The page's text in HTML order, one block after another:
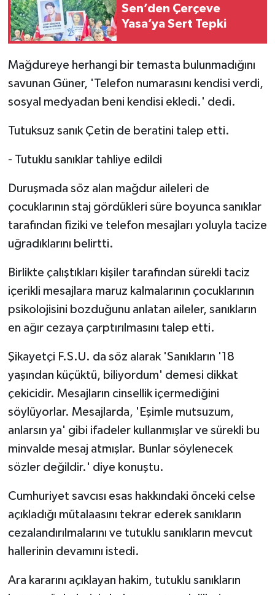
Sen’den Çerçeve
Yasa’ya Sert Tepki
Mağdureye herhangi bir temasta bulunmadığını
savunan Güner, 'Telefon numarasını kendisi verdi,
sosyal medyadan beni kendisi ekledi.' dedi.
Tutuksuz sanık Çetin de beratini talep etti.
- Tutuklu sanıklar tahliye edildi
Duruşmada söz alan mağdur aileleri de
çocuklarının staj gördükleri süre boyunca sanıklar
tarafından fiziki ve telefon mesajları yoluyla tacize
uğradıklarını belirtti.
Birlikte çalıştıkları kişiler tarafından sürekli taciz
içerikli mesajlara maruz kalmalarının çocuklarının
psikolojisini bozduğunu anlatan aileler, sanıkların
en ağır cezaya çarptırılmasını talep etti.
Şikayetçi F.S.U. da söz alarak 'Sanıkların '18
yaşından küçüktü, biliyordum' demesi dikkat
çekicidir. Mesajların cinsellik içermediğini
söylüyorlar. Mesajlarda, 'Eşimle mutsuzum,
anlarsın ya' gibi ifadeler kullanmışlar ve sürekli bu
minvalde mesaj atmışlar. Bunlar söylenecek
sözler değildir.' diye konuştu.
Cumhuriyet savcısı esas hakkındaki önceki celse
açıkladığı mütalaasını tekrar ederek sanıkların
cezalandırılmalarını ve tutuklu sanıkların mevcut
hallerinin devamını istedi.
Ara kararını açıklayan hakim, tutuklu sanıkların